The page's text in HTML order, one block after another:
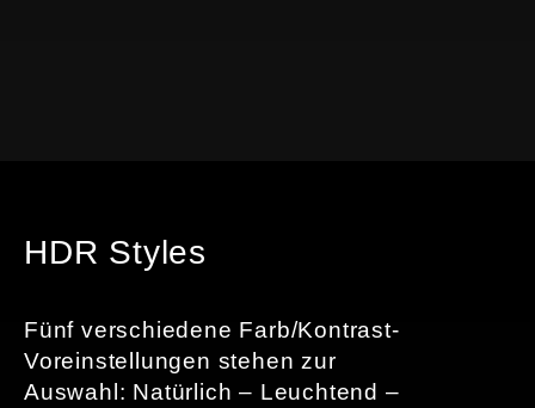
HDR Styles
Fünf verschiedene Farb/Kontrast-
Voreinstellungen stehen zur
Auswahl: Natürlich – Leuchtend –